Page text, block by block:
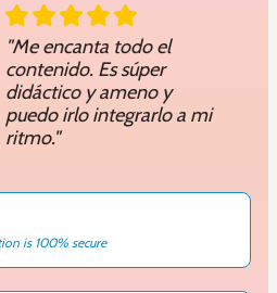
"Me encanta todo el
contenido. Es súper
didáctico y ameno y
puedo irlo integrarlo a mi
ritmo."
is 100% secure